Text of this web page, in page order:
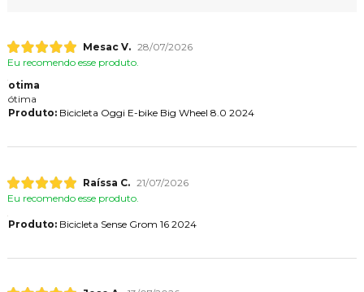
Mesac V. 28/07/2026
Eu recomendo esse produto.
otima
ótima
Produto:Bicicleta Oggi E-bike Big Wheel 8.0 2024
Raíssa C. 21/07/2026
Eu recomendo esse produto.
Produto:Bicicleta Sense Grom 16 2024